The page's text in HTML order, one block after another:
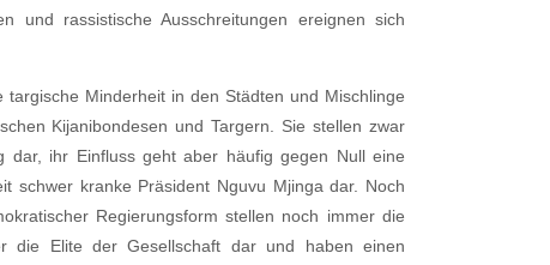
und rassistische Ausschreitungen ereignen sich
Minderheit in den Städten und Mischlinge
Kijanibondesen und Targern. Sie stellen zwar
dar, ihr Einfluss geht aber häufig gegen Null eine
schwer kranke Präsident Nguvu Mjinga dar. Noch
Regierungsform stellen noch immer die
die Elite der Gesellschaft dar und haben einen